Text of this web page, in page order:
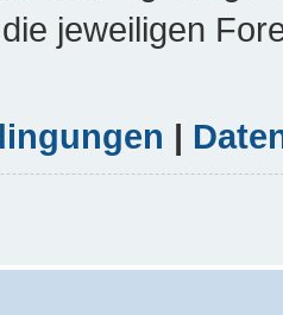
jeweiligen
|